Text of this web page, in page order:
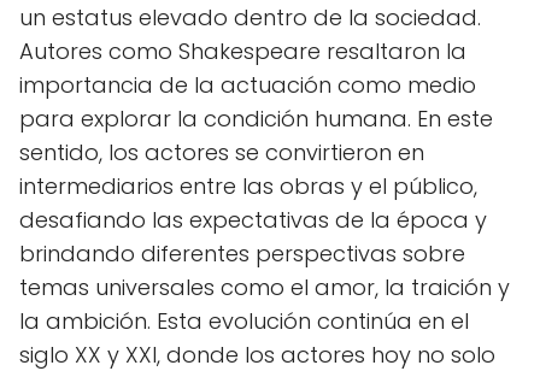
un estatus elevado dentro de la sociedad.
Autores como Shakespeare resaltaron la
importancia de la actuación como medio
para explorar la condición humana. En este
sentido, los actores se convirtieron en
intermediarios entre las obras y el público,
desafiando las expectativas de la época y
brindando diferentes perspectivas sobre
temas universales como el amor, la traición y
la ambición. Esta evolución continúa en el
siglo XX y XXI, donde los actores hoy no solo